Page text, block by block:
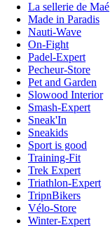
La sellerie de Maé
Made in Paradis
Nauti-Wave
On-Fight
Padel-Expert
Pecheur-Store
Pet and Garden
Slowood Interior
Smash-Expert
Sneak'In
Sneakids
Sport is good
Training-Fit
Trek Expert
Triathlon-Expert
TripnBikers
Vélo-Store
Winter-Expert